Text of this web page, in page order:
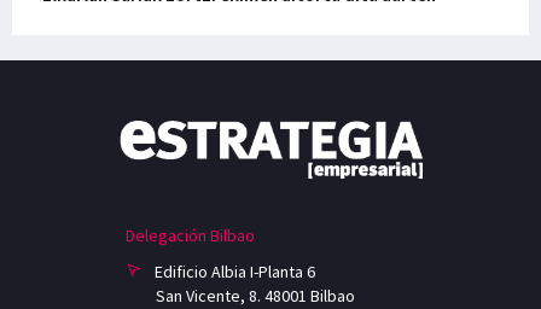
Delegación Bilbao
Edificio Albia I-Planta 6
San Vicente, 8. 48001 Bilbao